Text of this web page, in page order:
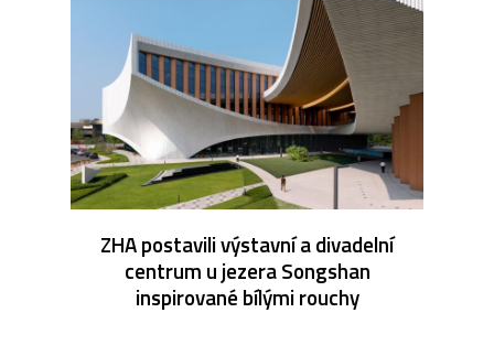
ZHA postavili výstavní a divadelní
centrum u jezera Songshan
inspirované bílými rouchy